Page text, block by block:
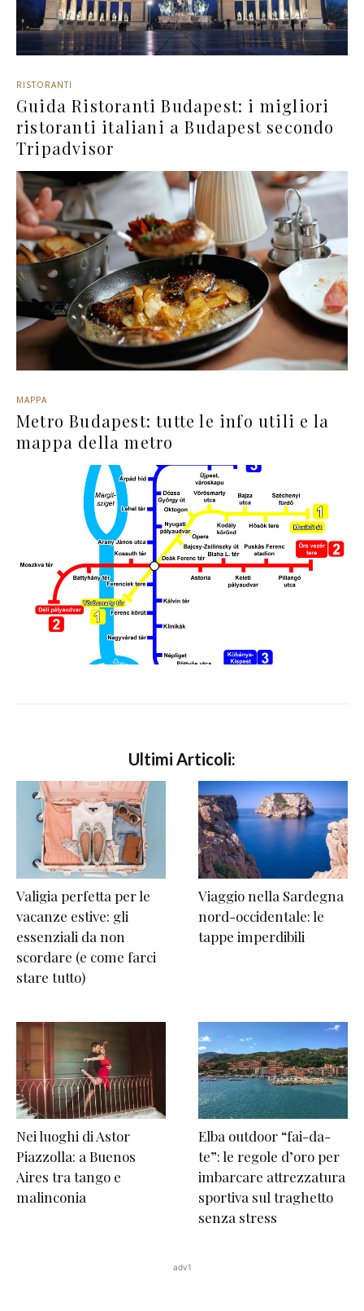
RISTORANTI
Guida Ristoranti Budapest: i migliori
ristoranti italiani a Budapest secondo
Tripadvisor
MAPPA
Metro Budapest: tutte le info utili e la
mappa della metro
Ultimi Articoli:
Valigia perfetta per le
vacanze estive: gli
essenziali da non
scordare (e come farci
stare tutto)
Viaggio nella Sardegna
nord-occidentale: le
tappe imperdibili
Nei luoghi di Astor
Piazzolla: a Buenos
Aires tra tango e
malinconia
Elba outdoor “fai-da-
te”: le regole d’oro per
imbarcare attrezzatura
sportiva sul traghetto
senza stress
adv1